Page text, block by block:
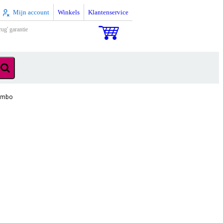
Mijn account Winkels Klantenservice
garantie